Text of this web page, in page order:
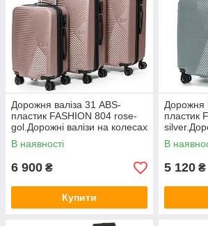
прочности надежности и
Размеры чемоданов (размер чемодана
высотой в дюймах)- 20" ― 24" ― 28",
28 дюймов, средний 24 дюйма,
Дорожня валіза 31 ABS-
пластик FASHION 804 rose-
gol.Дорожні валізи на колесах
гуртом і в роздріб в Україні
В наявності
6 900 ₴
Купити
Дорожня
пластик
колесах
Україні
В
5 120 ₴